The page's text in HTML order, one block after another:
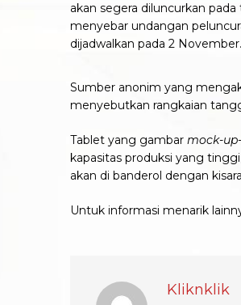
akan segera diluncurkan
menyebar undangan
dijadwalkan pada 2 November.
Sumber anonim yang
menyebutkan rangkaian
Tablet yang gambar mock-up
kapasitas produksi yang
akan di banderol dengan
Untuk informasi menarik
Kliknklik